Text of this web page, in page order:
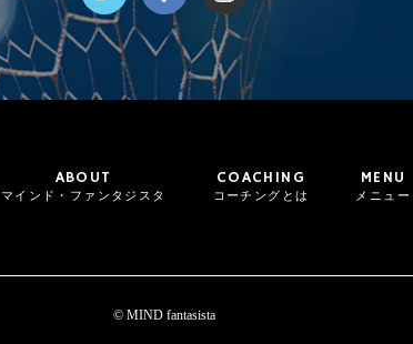
ABOUT
マインド・ファンタジスタ
COACHING
コーチングとは
MENU
メニュー
© MIND fantasista